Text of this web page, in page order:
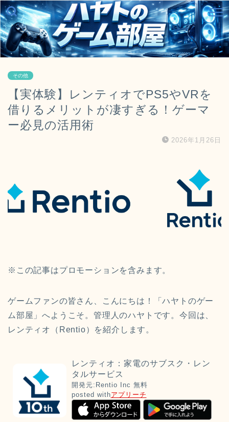
その他
【実体験】レンティオでPS5やVRを
借りるメリットが凄すぎる！ゲーマ
ー必見の活用術
2026年1月26日
※この記事はプロモーションを含みます。
ゲームファンの皆さん、こんにちは！「ハヤトのゲー
ム部屋」へようこそ。管理人のハヤトです。今回は、
レンティオ（Rentio）を紹介します。
レンティオ：家電のサブスク・レン
タルサービス
開発元: Rentio Inc 無料
posted withアプリーチ